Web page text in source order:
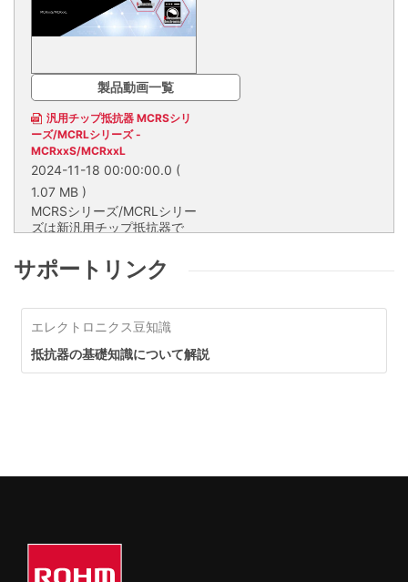
製品動画一覧
汎用チップ抵抗器 MCRSシリ
ーズ/MCRLシリーズ -
MCRxxS/MCRxxL
2024-11-18 00:00:00.0 (
1.07 MB )
MCRSシリーズ/MCRLシリー
ズは新汎用チップ抵抗器で
能力を拡充し、20年以上に
およぶ供給期間の設定により
長期安定供給を実現します。
MCRSシリーズ/MCRLシリーズ
は新汎用チップ抵抗器です。計画
し、20年以上におよぶ供給期間
の設定により車載を含めあらゆる
す。
サポートリンク
エレクトロニクス豆知識
抵抗器の基礎知識について解説